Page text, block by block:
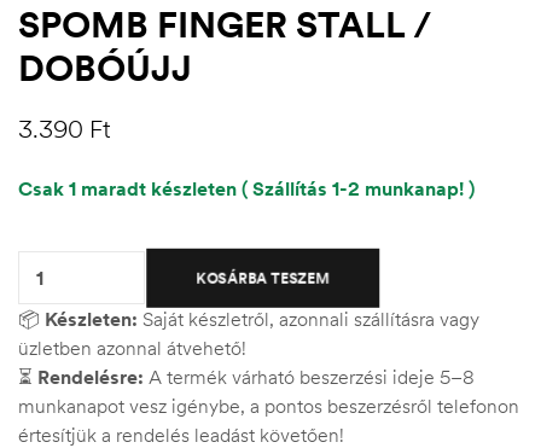
SPOMB FINGER STALL /
DOBÓÚJJ
3.390 Ft
Csak 1 maradt készleten ( Szállítás 1-2 munkanap! )
KOSÁRBA TESZEM
📦 Készleten: Saját készletről, azonnali szállításra vagy
üzletben azonnal átvehető!
⏳ Rendelésre: A termék várható beszerzési ideje 5–8
munkanapot vesz igénybe, a pontos beszerzésről telefonon
értesítjük a rendelés leadást követően!